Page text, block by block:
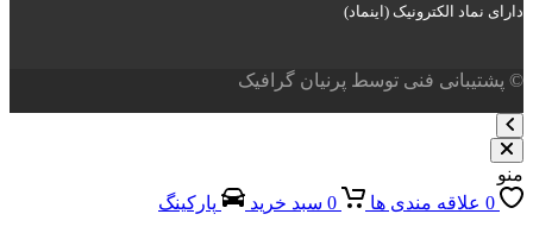
دارای نماد الکترونیک (اینماد)
© پشتیبانی فنی توسط پرنیان گرافیک
منو
0 علاقه مندی ها 0 سبد خرید پارکینگ